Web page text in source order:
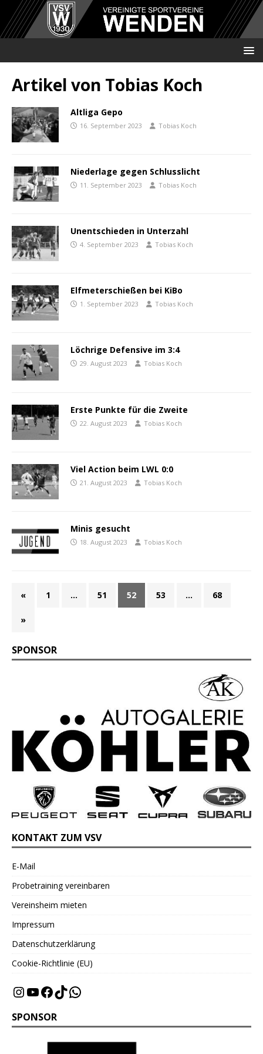
Artikel von Tobias Koch
Altliga Gepo
16. September 2023 Tobias Koch
Niederlage gegen Schlusslicht
11. September 2023 Tobias Koch
Unentschieden in Unterzahl
4. September 2023 Tobias Koch
Elfmeterschießen bei KiBo
1. September 2023 Tobias Koch
Löchrige Defensive im 3:4
29. August 2023 Tobias Koch
Erste Punkte für die Zweite
22. August 2023 Tobias Koch
Viel Action beim LWL 0:0
21. August 2023 Tobias Koch
Minis gesucht
18. August 2023 Tobias Koch
« 1 … 51 52 53 … 68
»
SPONSOR
KONTAKT ZUM VSV
E-Mail
Probetraining vereinbaren
Vereinsheim mieten
Impressum
Datenschutzerklärung
Cookie-Richtlinie (EU)
SPONSOR